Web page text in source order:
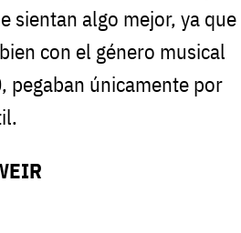
sientan algo mejor, ya que
con el género musical
pegaban únicamente por